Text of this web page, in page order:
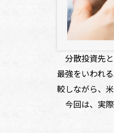
分散投資先
最強をいわれ
較しながら、
今回は、実